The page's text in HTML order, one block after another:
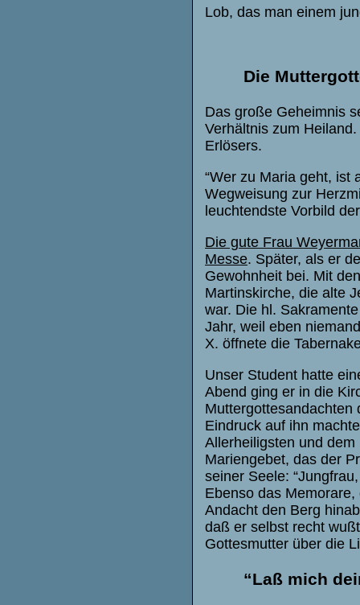
Lob, das man einem
Die
Das große Geheimnis
Verhältnis zum
Erlösers.
“Wer zu Maria geht, ist
Wegweisung zur
leuchtendste Vorbild
Die gute Frau
Messe. Später, als er
Gewohnheit bei. Mit
Martinskirche, die alte
war. Die hl.
Jahr, weil eben
X. öffnete die
Unser Student hatte
Abend ging er in die
Muttergottesandachten
Eindruck auf ihn
Allerheiligsten und
Mariengebet, das der
seiner Seele:
Ebenso das Memorare,
Andacht den Berg
daß er selbst recht
Gottesmutter über die
“Laß mich